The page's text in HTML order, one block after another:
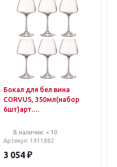
Бокал для бел вина
CORVUS, 350мл(набор
6шт)арт.
664В наличии: < 10
Артикул: 1911882
3 054 ₽